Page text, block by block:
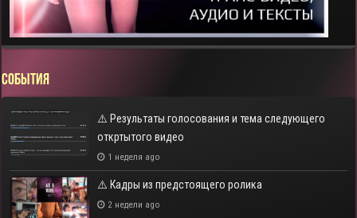
СОБЫТИЯ
⚠️ Результаты голосования и тема следующего
откртытого видео
1 неделя ago
⚠️ Кадры из предстоящего ролика
2 недели ago